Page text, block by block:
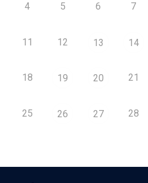
4 5 6 7
11 12 13 14
18 19 20 21
25 26 27 28